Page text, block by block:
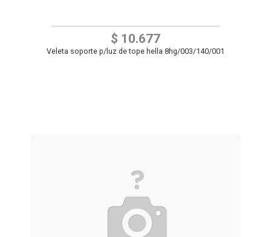
$ 10.677
Veleta soporte p/luz de tope hella 8hg/003/140/001